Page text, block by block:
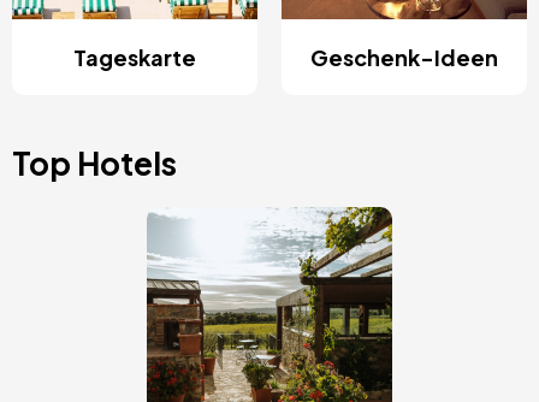
Tageskarte Geschenk-Ideen
Top Hotels